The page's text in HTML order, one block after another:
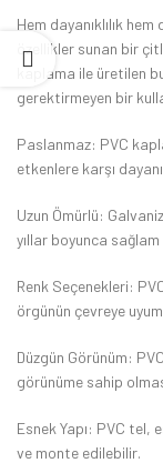
Hem dayanıklılık
özellikler sunan bir
kaplama ile üretilen
gerektirmeyen bir
Paslanmaz: PVC
etkenlere karşı
Uzun Ömürlü:
yıllar boyunca sağlam
Renk Seçenekleri:
örgünün çevreye
Düzgün Görünüm:
görünüme sahip
Esnek Yapı: PVC tel,
ve monte edilebilir.